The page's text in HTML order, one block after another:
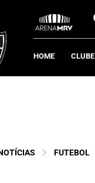
HOME CLUBE
FUTEBOL